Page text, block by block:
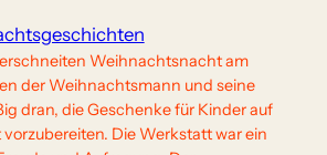
Weihnachtsnacht am
der Weihnachtsmann und seine
dran, die Geschenke für Kinder auf
Die Werkstatt war ein